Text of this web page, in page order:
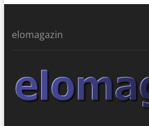
elomagazin